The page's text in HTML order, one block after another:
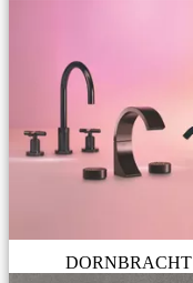
DORNBRACHT